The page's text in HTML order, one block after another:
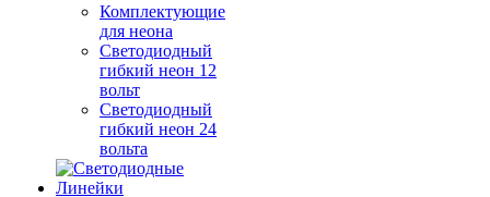
Комплектующие
для неона
Светодиодный
гибкий неон 12
вольт
Светодиодный
гибкий неон 24
вольта